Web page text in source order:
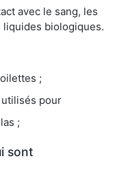
avec le sang, les
liquides biologiques.
;
pour
;
sont